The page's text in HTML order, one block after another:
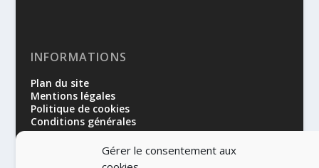
Gérer le consentement aux
INFORMATIONS
Plan du site
Mentions légales
Politique de cookies
Conditions générales